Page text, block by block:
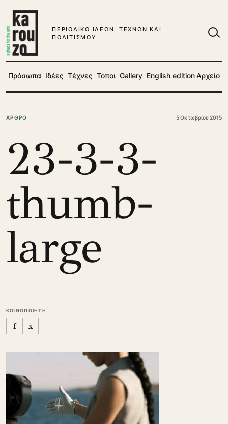
ΠΕΡΙΟΔΙΚΟ ΙΔΕΩΝ, ΤΕΧΝΩΝ ΚΑΙ
ΠΟΛΙΤΙΣΜΟΥ
Πρόσωπα Ιδέες Τέχνες Τόποι Gallery English editionΑρχείο
ΑΡΘΡΟ 5 Οκτωβρίου 2015
23-3-3-
thumb-
large
ΚΟΙΝΟΠΟΙΗΣΗ
f x